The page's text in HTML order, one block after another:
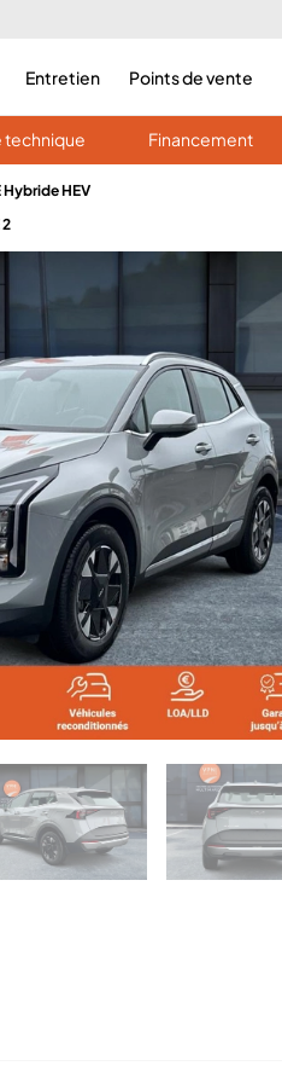
Entretien Points de vente
technique Financement
Hybride HEV